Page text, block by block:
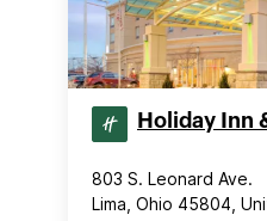
Holiday Inn
803 S. Leonard Ave.
Lima, Ohio 45804,